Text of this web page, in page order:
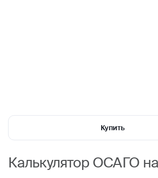
Купить
Калькулятор ОСАГО